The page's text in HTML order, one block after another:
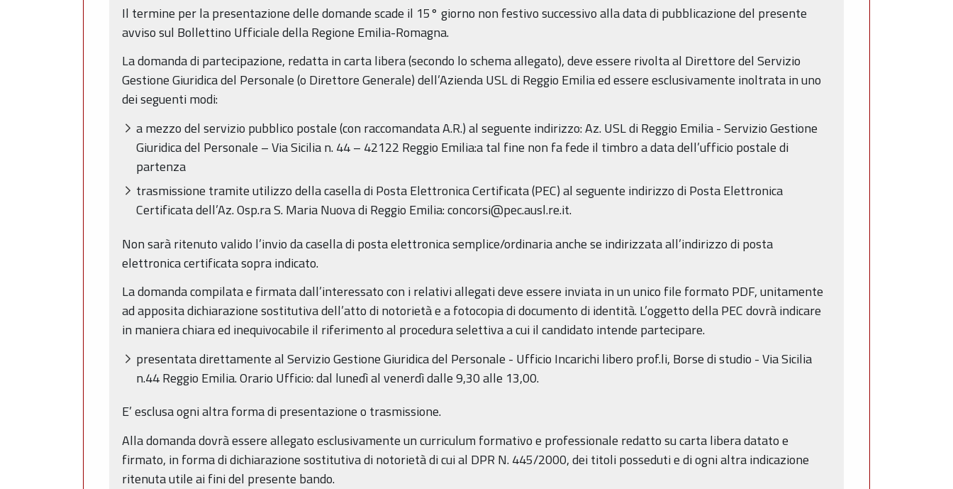
Il termine per la presentazione delle domande scade il 15° giorno non festivo successivo alla data di pubblicazione del presente
avviso sul Bollettino Ufficiale della Regione Emilia-Romagna.
La domanda di partecipazione, redatta in carta libera (secondo lo schema allegato), deve essere rivolta al Direttore del Servizio
Gestione Giuridica del Personale (o Direttore Generale) dell’Azienda USL di Reggio Emilia ed essere esclusivamente inoltrata in uno
dei seguenti modi:
a mezzo del servizio pubblico postale (con raccomandata A.R.) al seguente indirizzo: Az. USL di Reggio Emilia - Servizio Gestione
Giuridica del Personale – Via Sicilia n. 44 – 42122 Reggio Emilia:a tal fine non fa fede il timbro a data dell’ufficio postale di
partenza
trasmissione tramite utilizzo della casella di Posta Elettronica Certificata (PEC) al seguente indirizzo di Posta Elettronica
Certificata dell’Az. Osp.ra S. Maria Nuova di Reggio Emilia: concorsi@pec.ausl.re.it.
Non sarà ritenuto valido l’invio da casella di posta elettronica semplice/ordinaria anche se indirizzata all’indirizzo di posta
elettronica certificata sopra indicato.
La domanda compilata e firmata dall’interessato con i relativi allegati deve essere inviata in un unico file formato PDF, unitamente
ad apposita dichiarazione sostitutiva dell’atto di notorietà e a fotocopia di documento di identità. L’oggetto della PEC dovrà indicare
in maniera chiara ed inequivocabile il riferimento al procedura selettiva a cui il candidato intende partecipare.
presentata direttamente al Servizio Gestione Giuridica del Personale - Ufficio Incarichi libero prof.li, Borse di studio - Via Sicilia
n.44 Reggio Emilia. Orario Ufficio: dal lunedì al venerdì dalle 9,30 alle 13,00.
E’ esclusa ogni altra forma di presentazione o trasmissione.
Alla domanda dovrà essere allegato esclusivamente un curriculum formativo e professionale redatto su carta libera datato e
firmato, in forma di dichiarazione sostitutiva di notorietà di cui al DPR N. 445/2000, dei titoli posseduti e di ogni altra indicazione
ritenuta utile ai fini del presente bando.